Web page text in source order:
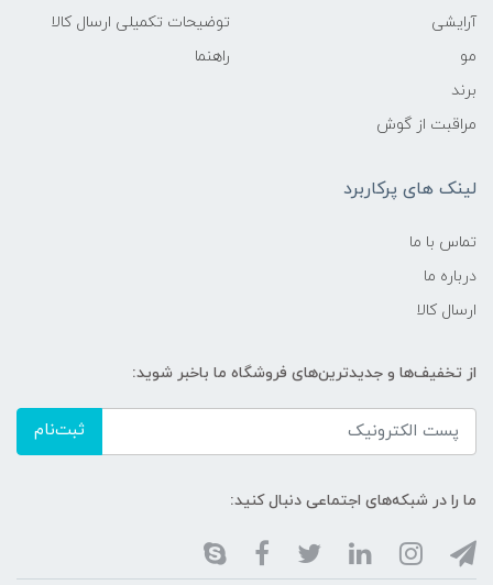
آرایشی
مو
برند
مراقبت از گوش
توضیحات تکمیلی ارسال کالا
راهنما
لینک های پرکاربرد
تماس با ما
درباره ما
ارسال کالا
از تخفیف‌ها و جدیدترین‌های فروشگاه ما باخبر شوید:
ثبت‌نام
ما را در شبکه‌های اجتماعی دنبال کنید: